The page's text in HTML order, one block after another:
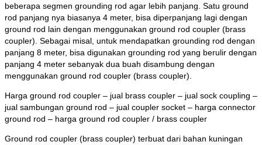
beberapa segmen grounding rod agar lebih panjang. Satu ground
rod panjang nya biasanya 4 meter, bisa diperpanjang lagi dengan
ground rod lain dengan menggunakan ground rod coupler (brass
coupler). Sebagai misal, untuk mendapatkan grounding rod dengan
panjang 8 meter, bisa digunakan grounding rod yang berulir dengan
panjang 4 meter sebanyak dua buah disambung dengan
menggunakan ground rod coupler (brass coupler).
Harga ground rod coupler – jual brass coupler – jual sock coupling –
jual sambungan ground rod – jual coupler socket – harga connector
ground rod – harga ground rod coupler / brass coupler
Ground rod coupler (brass coupler) terbuat dari bahan kuningan